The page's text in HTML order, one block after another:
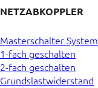
NETZABKOPPLER
Masterschalter System
1-fach geschalten
2-fach geschalten
Grundslastwiderstand